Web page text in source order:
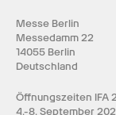
Messe Berlin
Messedamm 22
14055 Berlin
Deutschland
Öffnungszeiten IFA
4.-8. September